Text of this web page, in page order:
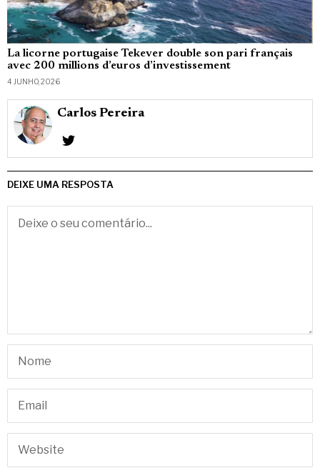
La licorne portugaise Tekever double son pari français
avec 200 millions d’euros d’investissement
4 JUNHO, 2026
Carlos Pereira
DEIXE UMA RESPOSTA